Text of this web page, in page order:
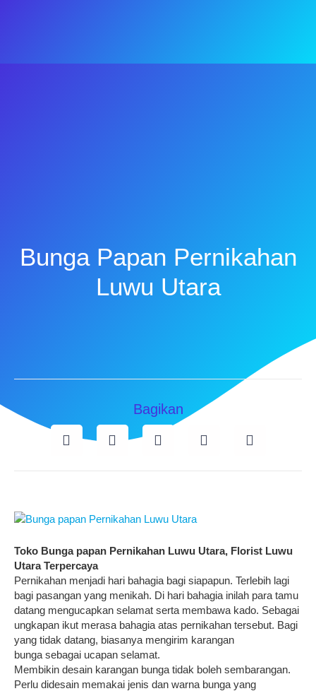
Bunga Papan Pernikahan
Luwu Utara
Bagikan
Toko Bunga papan Pernikahan Luwu Utara, Florist Luwu
Utara Terpercaya
Pernikahan menjadi hari bahagia bagi siapapun. Terlebih lagi
bagi pasangan yang menikah. Di hari bahagia inilah para tamu
datang mengucapkan selamat serta membawa kado. Sebagai
ungkapan ikut merasa bahagia atas pernikahan tersebut. Bagi
yang tidak datang, biasanya mengirim karangan
bunga sebagai ucapan selamat.
Membikin desain karangan bunga tidak boleh sembarangan.
Perlu didesain memakai jenis dan warna bunga yang